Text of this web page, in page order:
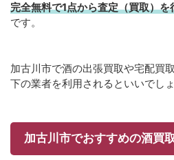
完全無料で1点から査定（買取）
です。
加古川市で酒の出張買取や宅配買
下の業者を利用されるといいでしょ
加古川市でおすすめの酒買